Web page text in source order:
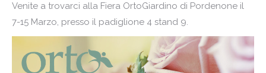
Venite a trovarci alla Fiera OrtoGiardino di Pordenone il
7-15 Marzo, presso il padiglione 4 stand 9.